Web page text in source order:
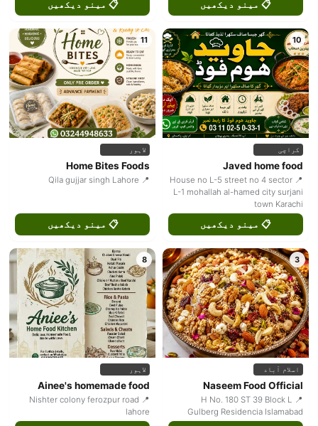
📋 مینو دیکھیں 📋 مینو دیکھیں
10
کراچی
Javed home food
📍 House no L-5 street no 4 sector
L-1 mohallah al-hamed city surjani
town Karachi
📋 مینو دیکھیں
11
لاہور
Home Bites Foods
📍 Qila gujjar singh Lahore
📋 مینو دیکھیں
3
اسلام آباد
Naseem Food Official
📍 H No. 180 ST 39 Block L
Gulberg Residencia Islamabad
8
لاہور
Ainee's homemade food
📍 Nishter colony ferozpur road
lahore